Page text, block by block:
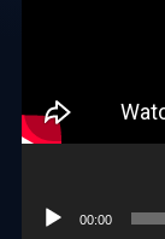
00:00